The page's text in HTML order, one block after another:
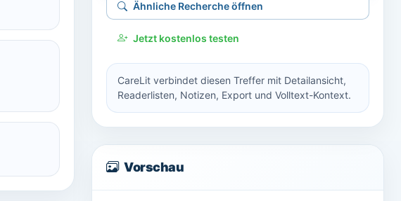
Ähnliche Recherche öffnen
Jetzt kostenlos testen
CareLit verbindet diesen Treffer mit Detailansicht,
Readerlisten, Notizen, Export und Volltext-Kontext.
Vorschau